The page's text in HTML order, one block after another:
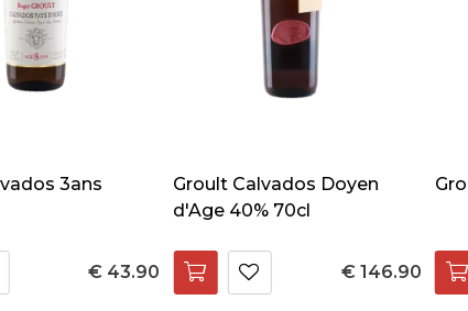
3ans
€ 43.90
Groult Calvados Doyen
d'Age 40% 70cl
€ 146.90